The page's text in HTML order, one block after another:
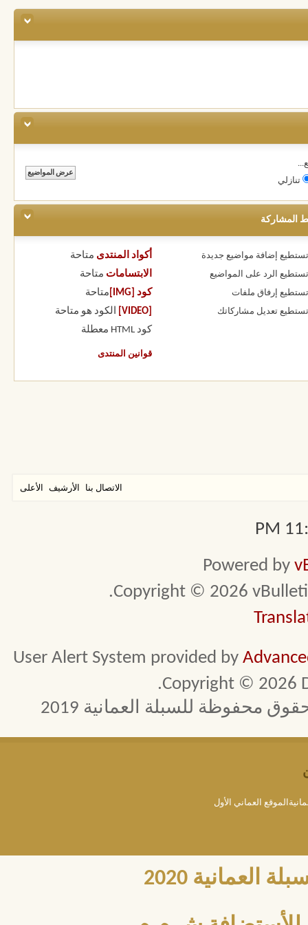
تنازلي
المشاركة
تستطيع إضافة مواضيع جديدة
تستطيع الرد على المواضيع
تستطيع إرفاق ملفات
تستطيع تعديل مشاركاتك
أكواد المنتدى متاحة
الابتسامات متاحة
كود [IMG]
متاحة
الكود هو متاحة
كود HTML
معطلة
قوانين المنتدى
الاتصال بنا الأرشيف الأعلى
Powered by
Copyright © 2026
User Alert System provided by
Copyright © 2026
محفوظة للسبلة العمانية 2019
العماني الأول
2020